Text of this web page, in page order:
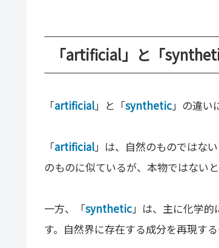
「artificial」と「
「artificial」と「synthetic」の違い
「artificial」は、自然のものではな
のものに似ているが、本物ではない
一方、「synthetic」は、主に化学
す。自然界に存在する成分を再現す